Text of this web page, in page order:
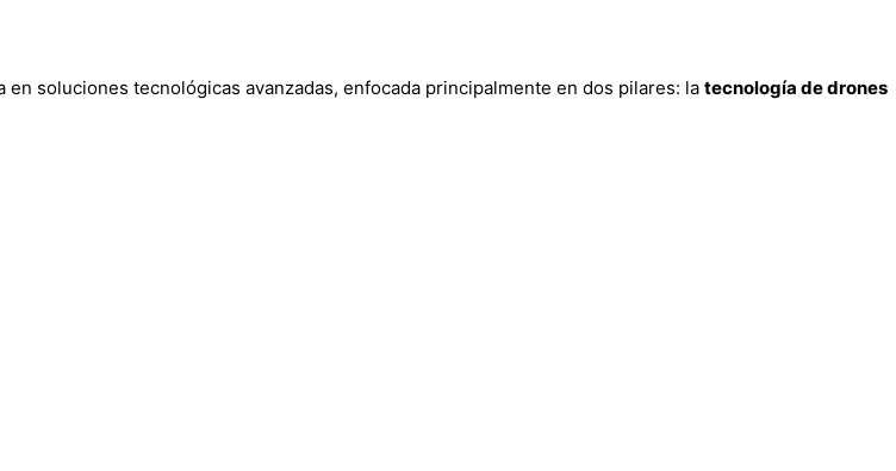
en soluciones tecnológicas avanzadas, enfocada principalmente en dos pilares: la tecnología de drones